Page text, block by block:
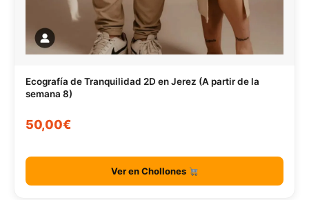
Ecografía de Tranquilidad 2D en Jerez (A partir de la
semana 8)
50,00€
Ver en Chollones